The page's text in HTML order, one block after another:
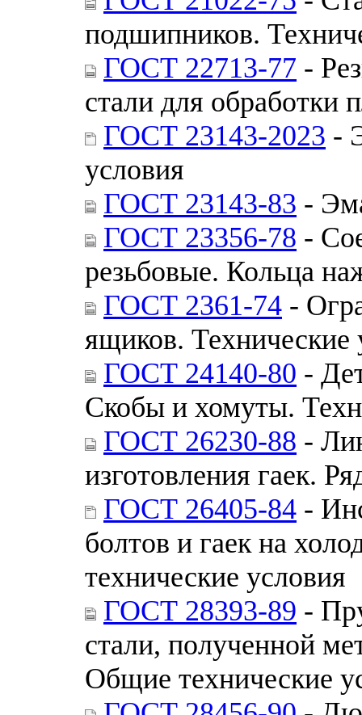
подшипников.
ГОСТ 22713-77 -
стали для обработки
ГОСТ 23143-2023 -
условия
ГОСТ 23143-83 -
ГОСТ 23356-78 -
резьбовые. Кольца
ГОСТ 2361-74 -
ящиков. Технические
ГОСТ 24140-80 -
Скобы и хомуты.
ГОСТ 26230-88 -
изготовления гаек.
ГОСТ 26405-84 -
болтов и гаек на
технические условия
ГОСТ 28393-89 -
стали, полученной
Общие технические